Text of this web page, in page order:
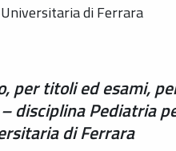
di Ferrara
per titoli ed esami,
disciplina Pediatria
di Ferrara